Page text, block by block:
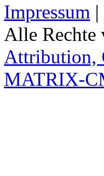
Impressum |
Alle Rechte
Attribution,
MATRIX-